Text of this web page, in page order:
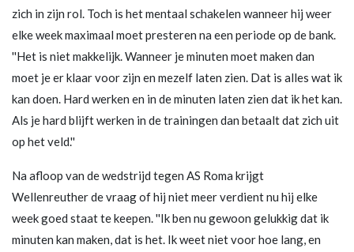
zich in zijn rol. Toch is het mentaal schakelen wanneer hij weer
elke week maximaal moet presteren na een periode op de bank.
''Het is niet makkelijk. Wanneer je minuten moet maken dan
moet je er klaar voor zijn en mezelf laten zien. Dat is alles wat ik
kan doen. Hard werken en in de minuten laten zien dat ik het kan.
Als je hard blijft werken in de trainingen dan betaalt dat zich uit
op het veld.''
Na afloop van de wedstrijd tegen AS Roma krijgt
Wellenreuther de vraag of hij niet meer verdient nu hij elke
week goed staat te keepen. ''Ik ben nu gewoon gelukkig dat ik
minuten kan maken, dat is het. Ik weet niet voor hoe lang, en